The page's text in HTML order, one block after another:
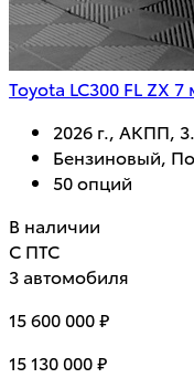
Toyota LC300 FL ZX 7
2026 г., АКПП,
Бензиновый,
50 опций
В наличии
С ПТС
3 автомобиля
15 600 000 ₽
15 130 000 ₽